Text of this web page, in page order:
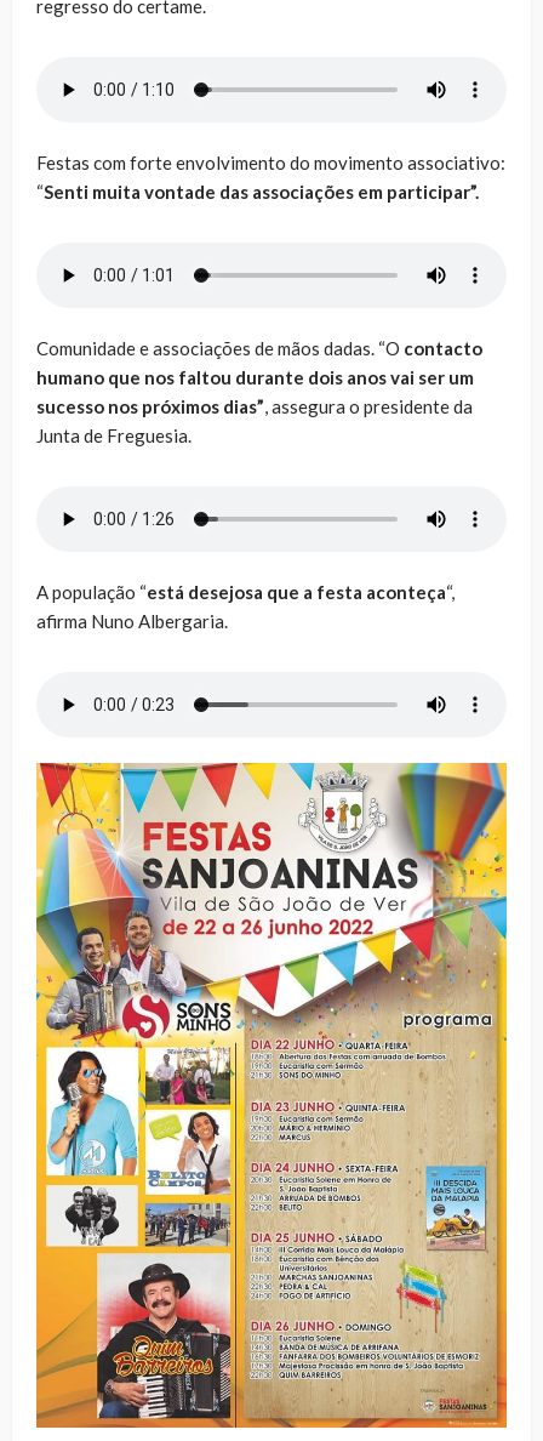
regresso do certame.
Festas com forte envolvimento do movimento associativo:
“Senti muita vontade das associações em participar”.
Comunidade e associações de mãos dadas. “O contacto
humano que nos faltou durante dois anos vai ser um
sucesso nos próximos dias”, assegura o presidente da
Junta de Freguesia.
A população “está desejosa que a festa aconteça“,
afirma Nuno Albergaria.